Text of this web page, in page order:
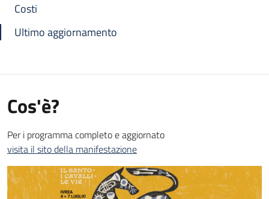
Costi
Ultimo aggiornamento
Cos'è?
Per i programma completo e aggiornato
visita il sito della manifestazione